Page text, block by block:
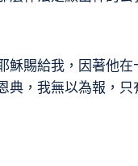
賜給我，因著他
，我無以為報，只